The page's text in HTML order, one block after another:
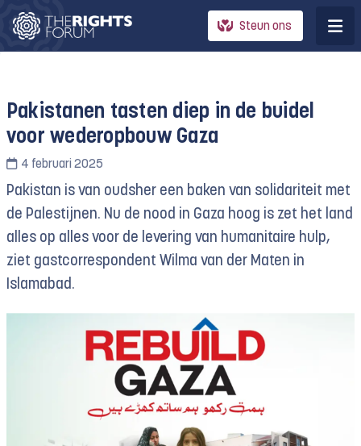
Steun ons
Pakistanen tasten diep in de buidel
voor wederopbouw Gaza
4 februari 2025
Pakistan is van oudsher een baken van solidariteit met
de Palestijnen. Nu de nood in Gaza hoog is zet het land
alles op alles voor de levering van humanitaire hulp,
ziet gastcorrespondent Wilma van der Maten in
Islamabad.